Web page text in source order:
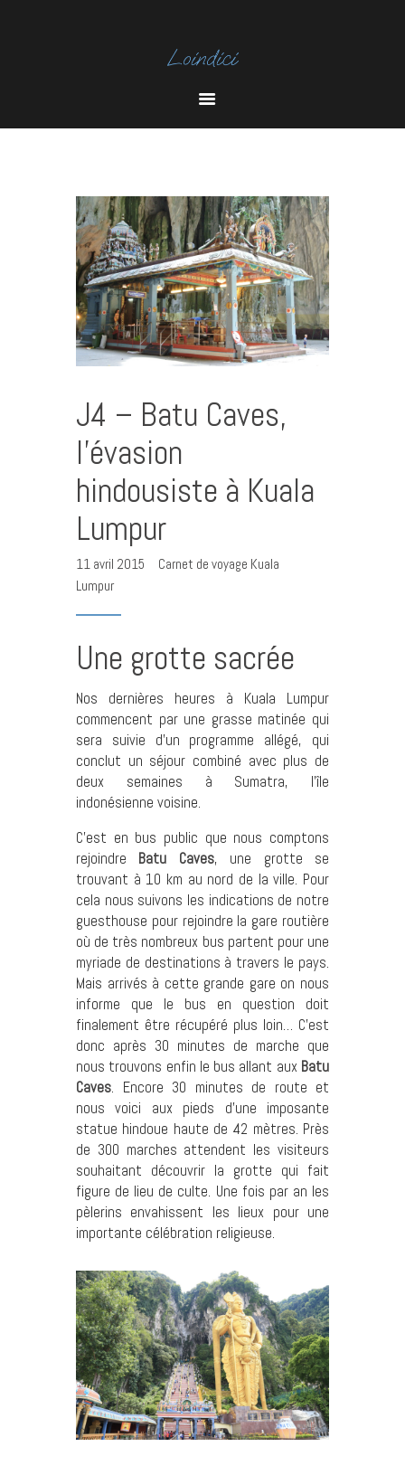
T
A
O
U
T
U
B
E
J4 – Batu Caves,
l’évasion
hindousiste à Kuala
Lumpur
11 avril 2015
Carnet de voyage Kuala
Lumpur
Une grotte sacrée
Nos dernières heures à Kuala Lumpur
commencent par une grasse matinée qui
sera suivie d’un programme allégé, qui
conclut un séjour combiné avec plus de
deux semaines à Sumatra, l’île
indonésienne voisine.
C’est en bus public que nous comptons
rejoindre Batu Caves, une grotte se
trouvant à 10 km au nord de la ville. Pour
cela nous suivons les indications de notre
guesthouse pour rejoindre la gare routière
où de très nombreux bus partent pour une
myriade de destinations à travers le pays.
Mais arrivés à cette grande gare on nous
informe que le bus en question doit
finalement être récupéré plus loin… C’est
donc après 30 minutes de marche que
nous trouvons enfin le bus allant aux Batu
Caves. Encore 30 minutes de route et
nous voici aux pieds d’une imposante
statue hindoue haute de 42 mètres. Près
de 300 marches attendent les visiteurs
souhaitant découvrir la grotte qui fait
figure de lieu de culte. Une fois par an les
pèlerins envahissent les lieux pour une
importante célébration religieuse.